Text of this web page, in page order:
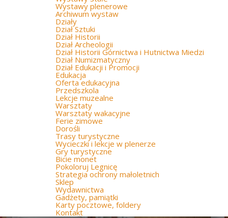
Wystawy plenerowe
Archiwum wystaw
Działy
Dział Sztuki
Dział Historii
Dział Archeologii
Dział Historii Górnictwa i Hutnictwa Miedzi
Dział Numizmatyczny
Dział Edukacji i Promocji
Edukacja
Oferta edukacyjna
Przedszkola
Lekcje muzealne
Warsztaty
Warsztaty wakacyjne
Ferie zimowe
Dorośli
Trasy turystyczne
Wycieczki i lekcje w plenerze
Gry turystyczne
Bicie monet
Pokoloruj Legnicę
Strategia ochrony małoletnich
Sklep
Wydawnictwa
Gadżety, pamiątki
Karty pocztowe, foldery
Kontakt